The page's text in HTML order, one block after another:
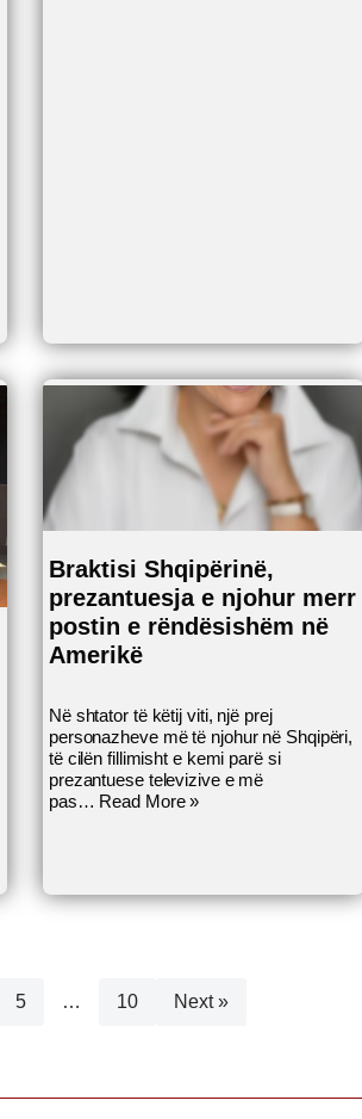
Braktisi Shqipërinë,
prezantuesja e njohur merr
postin e rëndësishëm në
Amerikë
Në shtator të këtij viti, një prej
personazheve më të njohur në Shqipëri,
të cilën fillimisht e kemi parë si
prezantuese televizive e më
pas… Read More »
5 … 10 Next »